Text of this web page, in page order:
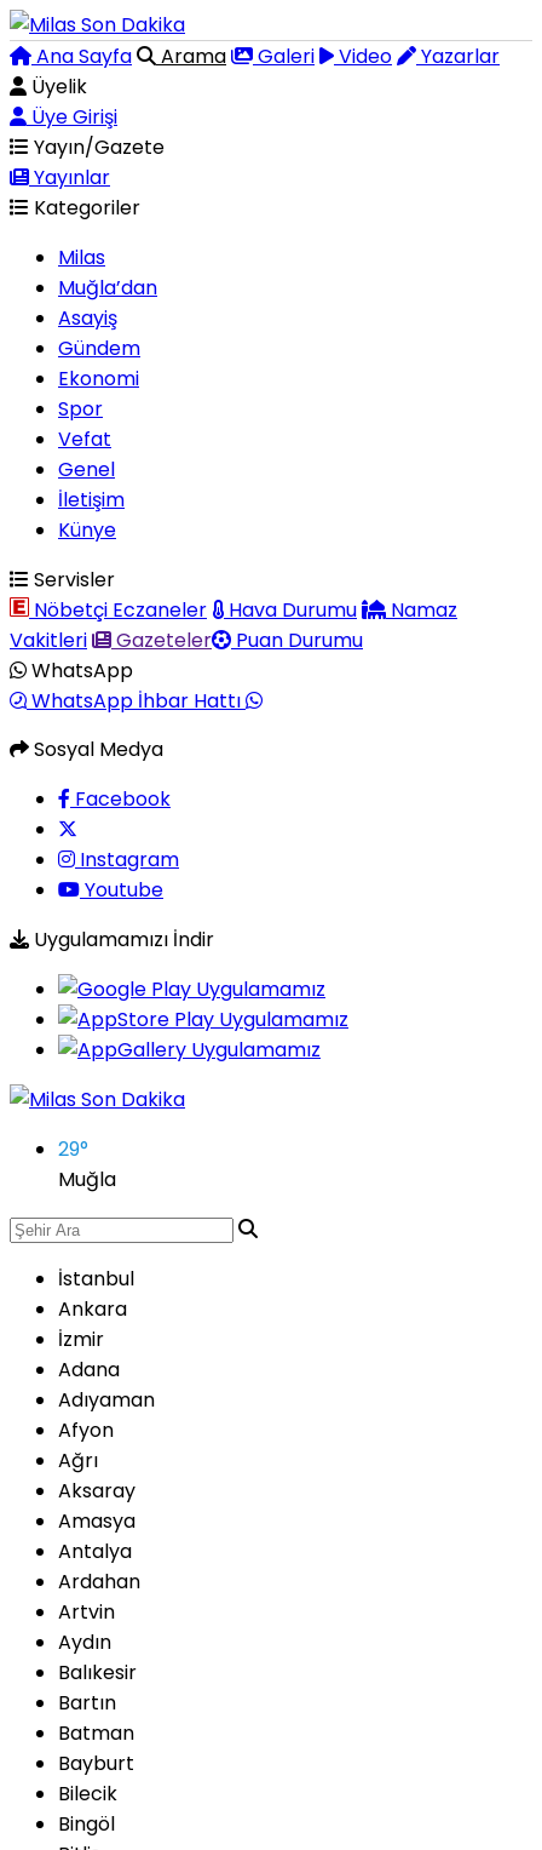
Ana Sayfa Arama Galeri Video
Yazarlar
Üyelik
Üye Girişi
Yayın/Gazete
Yayınlar
Kategoriler
Milas
Muğla’dan
Asayiş
Gündem
Ekonomi
Spor
Vefat
Genel
İletişim
Künye
Servisler
Nöbetçi Eczaneler
Hava Durumu
Namaz
Vakitleri
Gazeteler
Puan Durumu
WhatsApp
WhatsApp İhbar Hattı
Sosyal Medya
Facebook
Instagram
Youtube
Uygulamamızı İndir
29°
Muğla
İstanbul
Ankara
İzmir
Adana
Adıyaman
Afyon
Ağrı
Aksaray
Amasya
Antalya
Ardahan
Artvin
Aydın
Balıkesir
Bartın
Batman
Bayburt
Bilecik
Bingöl